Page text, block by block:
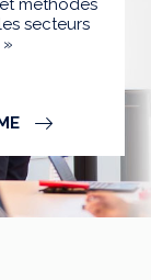
méthodes
secteurs